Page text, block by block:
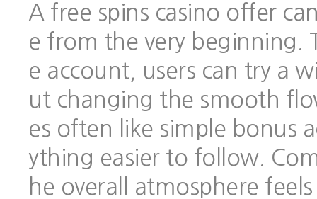
A free spins casino offer
e from the very beginning.
e account, users can try a
ut changing the smooth
es often like simple bonus
ything easier to follow.
he overall atmosphere